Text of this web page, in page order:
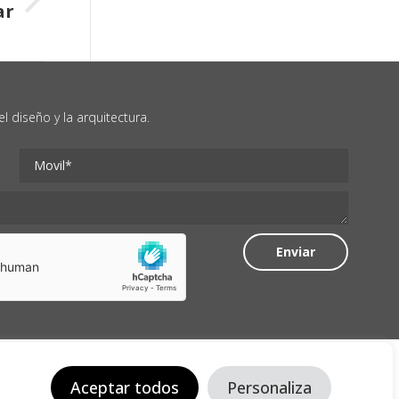
diseño y la arquitectura.
Aceptar todos Personaliza